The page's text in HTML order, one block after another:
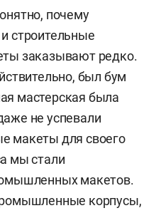
почему
строительные
заказывают редко.
был бум
мастерская была
не успевали
макеты для своего
мы стали
макетов.
корпусы,